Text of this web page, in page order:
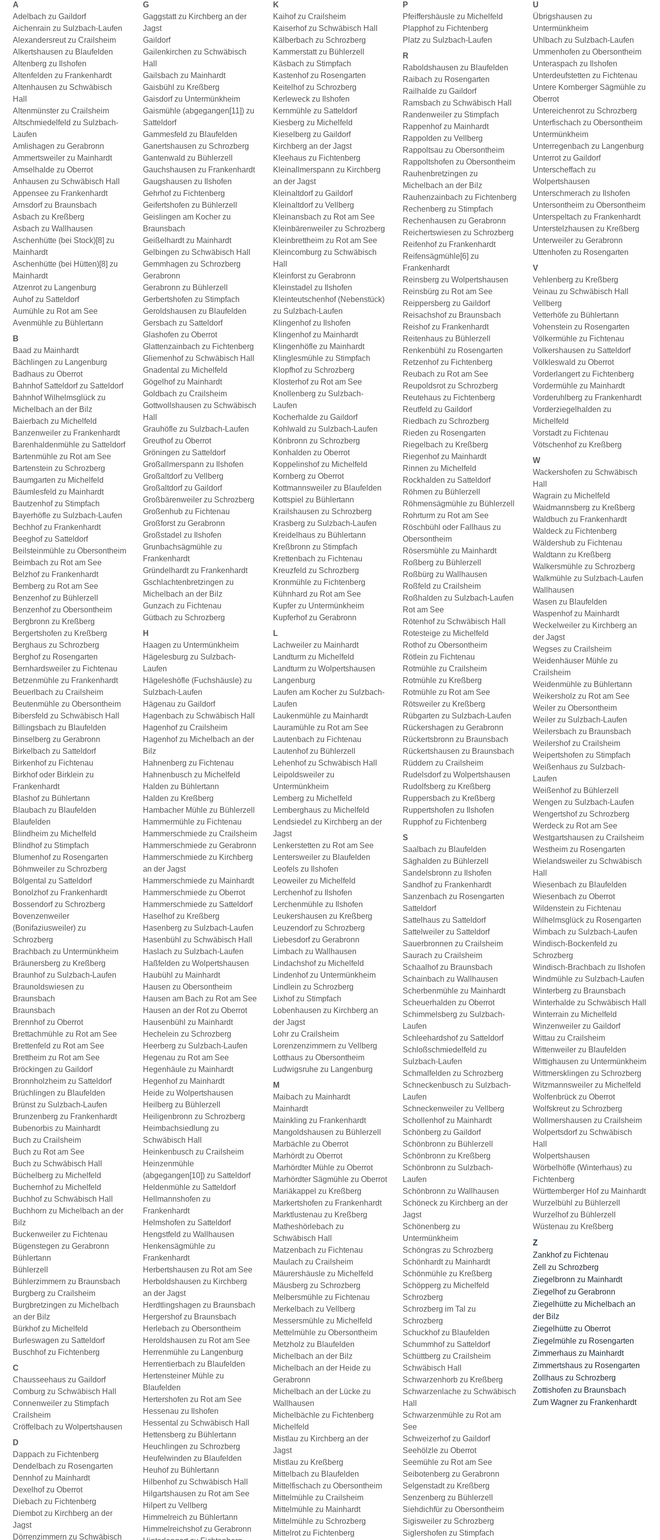
A
Adelbach zu Gaildorf
Aichenrain zu Sulzbach-Laufen
Alexandersreut zu Crailsheim
Alkertshausen zu Blaufelden
Altenberg zu Ilshofen
Altenfelden zu Frankenhardt
Altenhausen zu Schwäbisch
Hall
Altenmünster zu Crailsheim
Altschmiedelfeld zu Sulzbach-
Laufen
Amlishagen zu Gerabronn
Ammertsweiler zu Mainhardt
Amselhalde zu Oberrot
Anhausen zu Schwäbisch Hall
Appensee zu Frankenhardt
Arnsdorf zu Braunsbach
Asbach zu Kreßberg
Asbach zu Wallhausen
Aschenhütte (bei Stock)[8] zu
Mainhardt
Aschenhütte (bei Hütten)[8] zu
Mainhardt
Atzenrot zu Langenburg
Auhof zu Satteldorf
Aumühle zu Rot am See
Avenmühle zu Bühlertann
B
Baad zu Mainhardt
Bächlingen zu Langenburg
Badhaus zu Oberrot
Bahnhof Satteldorf zu Satteldorf
Bahnhof Wilhelmsglück zu
Michelbach an der Bilz
Baierbach zu Michelfeld
Banzenweiler zu Frankenhardt
Barenhaldenmühle zu Satteldorf
Bartenmühle zu Rot am See
Bartenstein zu Schrozberg
Baumgarten zu Michelfeld
Bäumlesfeld zu Mainhardt
Bautzenhof zu Stimpfach
Bayerhöfle zu Sulzbach-Laufen
Bechhof zu Frankenhardt
Beeghof zu Satteldorf
Beilsteinmühle zu Obersontheim
Beimbach zu Rot am See
Belzhof zu Frankenhardt
Bemberg zu Rot am See
Benzenhof zu Bühlerzell
Benzenhof zu Obersontheim
Bergbronn zu Kreßberg
Bergertshofen zu Kreßberg
Berghaus zu Schrozberg
Berghof zu Rosengarten
Bernhardsweiler zu Fichtenau
Betzenmühle zu Frankenhardt
Beuerlbach zu Crailsheim
Beutenmühle zu Obersontheim
Bibersfeld zu Schwäbisch Hall
Billingsbach zu Blaufelden
Binselberg zu Gerabronn
Birkelbach zu Satteldorf
Birkenhof zu Fichtenau
Birkhof oder Birklein zu
Frankenhardt
Blashof zu Bühlertann
Blaubach zu Blaufelden
Blaufelden
Blindheim zu Michelfeld
Blindhof zu Stimpfach
Blumenhof zu Rosengarten
Böhmweiler zu Schrozberg
Bölgental zu Satteldorf
Bonolzhof zu Frankenhardt
Bossendorf zu Schrozberg
Bovenzenweiler
(Bonifaziusweiler) zu
Schrozberg
Brachbach zu Untermünkheim
Bräunersberg zu Kreßberg
Braunhof zu Sulzbach-Laufen
Braunoldswiesen zu
Braunsbach
Braunsbach
Brennhof zu Oberrot
Brettachmühle zu Rot am See
Brettenfeld zu Rot am See
Brettheim zu Rot am See
Bröckingen zu Gaildorf
Bronnholzheim zu Satteldorf
Brüchlingen zu Blaufelden
Brünst zu Sulzbach-Laufen
Brunzenberg zu Frankenhardt
Bubenorbis zu Mainhardt
Buch zu Crailsheim
Buch zu Rot am See
Buch zu Schwäbisch Hall
Büchelberg zu Michelfeld
Buchernhof zu Michelfeld
Buchhof zu Schwäbisch Hall
Buchhorn zu Michelbach an der
Bilz
Buckenweiler zu Fichtenau
Bügenstegen zu Gerabronn
Bühlertann
Bühlerzell
Bühlerzimmern zu Braunsbach
Burgberg zu Crailsheim
Burgbretzingen zu Michelbach
an der Bilz
Bürkhof zu Michelfeld
Burleswagen zu Satteldorf
Buschhof zu Fichtenberg
C
Chausseehaus zu Gaildorf
Comburg zu Schwäbisch Hall
Connenweiler zu Stimpfach
Crailsheim
Cröffelbach zu Wolpertshausen
D
Dappach zu Fichtenberg
Dendelbach zu Rosengarten
Dennhof zu Mainhardt
Dexelhof zu Oberrot
Diebach zu Fichtenberg
Diembot zu Kirchberg an der
Jagst
Dörrenzimmern zu Schwäbisch
G
Gaggstatt zu Kirchberg an der
Jagst
Gaildorf
Gailenkirchen zu Schwäbisch
Hall
Gailsbach zu Mainhardt
Gaisbühl zu Kreßberg
Gaisdorf zu Untermünkheim
Gaismühle (abgegangen[11]) zu
Satteldorf
Gammesfeld zu Blaufelden
Ganertshausen zu Schrozberg
Gantenwald zu Bühlerzell
Gauchshausen zu Frankenhardt
Gaugshausen zu Ilshofen
Gehrhof zu Fichtenberg
Geifertshofen zu Bühlerzell
Geislingen am Kocher zu
Braunsbach
Geißelhardt zu Mainhardt
Gelbingen zu Schwäbisch Hall
Gemmhagen zu Schrozberg
Gerabronn
Gerabronn zu Bühlerzell
Gerbertshofen zu Stimpfach
Geroldshausen zu Blaufelden
Gersbach zu Satteldorf
Glashofen zu Oberrot
Glattenzainbach zu Fichtenberg
Gliemenhof zu Schwäbisch Hall
Gnadental zu Michelfeld
Gögelhof zu Mainhardt
Goldbach zu Crailsheim
Gottwollshausen zu Schwäbisch
Hall
Grauhöfle zu Sulzbach-Laufen
Greuthof zu Oberrot
Gröningen zu Satteldorf
Großallmerspann zu Ilshofen
Großaltdorf zu Vellberg
Großaltdorf zu Gaildorf
Großbärenweiler zu Schrozberg
Großenhub zu Fichtenau
Großforst zu Gerabronn
Großstadel zu Ilshofen
Grunbachsägmühle zu
Frankenhardt
Gründelhardt zu Frankenhardt
Gschlachtenbretzingen zu
Michelbach an der Bilz
Gunzach zu Fichtenau
Gütbach zu Schrozberg
H
Haagen zu Untermünkheim
Hägelesburg zu Sulzbach-
Laufen
Hägeleshöfle (Fuchshäusle) zu
Sulzbach-Laufen
Hägenau zu Gaildorf
Hagenbach zu Schwäbisch Hall
Hagenhof zu Crailsheim
Hagenhof zu Michelbach an der
Bilz
Hahnenberg zu Fichtenau
Hahnenbusch zu Michelfeld
Halden zu Bühlertann
Halden zu Kreßberg
Hambacher Mühle zu Bühlerzell
Hammermühle zu Fichtenau
Hammerschmiede zu Crailsheim
Hammerschmiede zu Gerabronn
Hammerschmiede zu Kirchberg
an der Jagst
Hammerschmiede zu Mainhardt
Hammerschmiede zu Oberrot
Hammerschmiede zu Satteldorf
Haselhof zu Kreßberg
Hasenberg zu Sulzbach-Laufen
Hasenbühl zu Schwäbisch Hall
Haslach zu Sulzbach-Laufen
Haßfelden zu Wolpertshausen
Haubühl zu Mainhardt
Hausen zu Obersontheim
Hausen am Bach zu Rot am See
Hausen an der Rot zu Oberrot
Hausenbühl zu Mainhardt
Hechelein zu Schrozberg
Heerberg zu Sulzbach-Laufen
Hegenau zu Rot am See
Hegenhäule zu Mainhardt
Hegenhof zu Mainhardt
Heide zu Wolpertshausen
Heilberg zu Bühlerzell
Heiligenbronn zu Schrozberg
Heimbachsiedlung zu
Schwäbisch Hall
Heinkenbusch zu Crailsheim
Heinzenmühle
(abgegangen[10]) zu Satteldorf
Heldenmühle zu Satteldorf
Hellmannshofen zu
Frankenhardt
Helmshofen zu Satteldorf
Hengstfeld zu Wallhausen
Henkensägmühle zu
Frankenhardt
Herbertshausen zu Rot am See
Herboldshausen zu Kirchberg
an der Jagst
Herdtlingshagen zu Braunsbach
Hergershof zu Braunsbach
Herlebach zu Obersontheim
Heroldshausen zu Rot am See
Herrenmühle zu Langenburg
Herrentierbach zu Blaufelden
Hertensteiner Mühle zu
Blaufelden
Hertershofen zu Rot am See
Hessenau zu Ilshofen
Hessental zu Schwäbisch Hall
Hettensberg zu Bühlertann
Heuchlingen zu Schrozberg
Heufelwinden zu Blaufelden
Heuhof zu Bühlertann
Hilbenhof zu Schwäbisch Hall
Hilgartshausen zu Rot am See
Hilpert zu Vellberg
Himmelreich zu Bühlertann
Himmelreichshof zu Gerabronn
K
Kaihof zu Crailsheim
Kaiserhof zu Schwäbisch Hall
Kälberbach zu Schrozberg
Kammerstatt zu Bühlerzell
Käsbach zu Stimpfach
Kastenhof zu Rosengarten
Keitelhof zu Schrozberg
Kerleweck zu Ilshofen
Kernmühle zu Satteldorf
Kiesberg zu Michelfeld
Kieselberg zu Gaildorf
Kirchberg an der Jagst
Kleehaus zu Fichtenberg
Kleinallmerspann zu Kirchberg
an der Jagst
Kleinaltdorf zu Gaildorf
Kleinaltdorf zu Vellberg
Kleinansbach zu Rot am See
Kleinbärenweiler zu Schrozberg
Kleinbrettheim zu Rot am See
Kleincomburg zu Schwäbisch
Hall
Kleinforst zu Gerabronn
Kleinstadel zu Ilshofen
Kleinteutschenhof (Nebenstück)
zu Sulzbach-Laufen
Klingenhof zu Ilshofen
Klingenhof zu Mainhardt
Klingenhöfle zu Mainhardt
Klinglesmühle zu Stimpfach
Klopfhof zu Schrozberg
Klosterhof zu Rot am See
Knollenberg zu Sulzbach-
Laufen
Kocherhalde zu Gaildorf
Kohlwald zu Sulzbach-Laufen
Könbronn zu Schrozberg
Konhalden zu Oberrot
Koppelinshof zu Michelfeld
Kornberg zu Oberrot
Kottmannsweiler zu Blaufelden
Kottspiel zu Bühlertann
Krailshausen zu Schrozberg
Krasberg zu Sulzbach-Laufen
Kreidelhaus zu Bühlertann
Kreßbronn zu Stimpfach
Krettenbach zu Fichtenau
Kreuzfeld zu Schrozberg
Kronmühle zu Fichtenberg
Kühnhard zu Rot am See
Kupfer zu Untermünkheim
Kupferhof zu Gerabronn
L
Lachweiler zu Mainhardt
Landturm zu Michelfeld
Landturm zu Wolpertshausen
Langenburg
Laufen am Kocher zu Sulzbach-
Laufen
Laukenmühle zu Mainhardt
Lauramühle zu Rot am See
Lautenbach zu Fichtenau
Lautenhof zu Bühlerzell
Lehenhof zu Schwäbisch Hall
Leipoldsweiler zu
Untermünkheim
Lemberg zu Michelfeld
Lemberghaus zu Michelfeld
Lendsiedel zu Kirchberg an der
Jagst
Lenkerstetten zu Rot am See
Lentersweiler zu Blaufelden
Leofels zu Ilshofen
Leoweiler zu Michelfeld
Lerchenhof zu Ilshofen
Lerchenmühle zu Ilshofen
Leukershausen zu Kreßberg
Leuzendorf zu Schrozberg
Liebesdorf zu Gerabronn
Limbach zu Wallhausen
Lindachshof zu Michelfeld
Lindenhof zu Untermünkheim
Lindlein zu Schrozberg
Lixhof zu Stimpfach
Lobenhausen zu Kirchberg an
der Jagst
Lohr zu Crailsheim
Lorenzenzimmern zu Vellberg
Lotthaus zu Obersontheim
Ludwigsruhe zu Langenburg
M
Maibach zu Mainhardt
Mainhardt
Mainkling zu Frankenhardt
Mangoldshausen zu Bühlerzell
Marbächle zu Oberrot
Marhördt zu Oberrot
Marhördter Mühle zu Oberrot
Marhördter Sägmühle zu Oberrot
Mariäkappel zu Kreßberg
Markertshofen zu Frankenhardt
Marktlustenau zu Kreßberg
Matheshörlebach zu
Schwäbisch Hall
Matzenbach zu Fichtenau
Maulach zu Crailsheim
Mäurershäusle zu Michelfeld
Mäusberg zu Schrozberg
Melbersmühle zu Fichtenau
Merkelbach zu Vellberg
Messersmühle zu Michelfeld
Mettelmühle zu Obersontheim
Metzholz zu Blaufelden
Michelbach an der Bilz
Michelbach an der Heide zu
Gerabronn
Michelbach an der Lücke zu
Wallhausen
Michelbächle zu Fichtenberg
Michelfeld
Mistlau zu Kirchberg an der
Jagst
Mistlau zu Kreßberg
Mittelbach zu Blaufelden
Mittelfischach zu Obersontheim
Mittelmühle zu Crailsheim
Mittelmühle zu Mainhardt
Mittelmühle zu Schrozberg
Mittelrot zu Fichtenberg
P
Pfeiffershäusle zu Michelfeld
Plapphof zu Fichtenberg
Platz zu Sulzbach-Laufen
R
Raboldshausen zu Blaufelden
Raibach zu Rosengarten
Railhalde zu Gaildorf
Ramsbach zu Schwäbisch Hall
Randenweiler zu Stimpfach
Rappenhof zu Mainhardt
Rappolden zu Vellberg
Rappoltsau zu Obersontheim
Rappoltshofen zu Obersontheim
Rauhenbretzingen zu
Michelbach an der Bilz
Rauhenzainbach zu Fichtenberg
Rechenberg zu Stimpfach
Rechenhausen zu Gerabronn
Reichertswiesen zu Schrozberg
Reifenhof zu Frankenhardt
Reifensägmühle[6] zu
Frankenhardt
Reinsberg zu Wolpertshausen
Reinsbürg zu Rot am See
Reippersberg zu Gaildorf
Reisachshof zu Braunsbach
Reishof zu Frankenhardt
Reitenhaus zu Bühlerzell
Renkenbühl zu Rosengarten
Retzenhof zu Fichtenberg
Reubach zu Rot am See
Reupoldsrot zu Schrozberg
Reutehaus zu Fichtenberg
Reutfeld zu Gaildorf
Riedbach zu Schrozberg
Rieden zu Rosengarten
Riegelbach zu Kreßberg
Riegenhof zu Mainhardt
Rinnen zu Michelfeld
Rockhalden zu Satteldorf
Röhmen zu Bühlerzell
Röhmensägmühle zu Bühlerzell
Rohrturm zu Rot am See
Röschbühl oder Fallhaus zu
Obersontheim
Rösersmühle zu Mainhardt
Roßberg zu Bühlerzell
Roßbürg zu Wallhausen
Roßfeld zu Crailsheim
Roßhalden zu Sulzbach-Laufen
Rot am See
Rötenhof zu Schwäbisch Hall
Rotesteige zu Michelfeld
Rothof zu Obersontheim
Rötlein zu Fichtenau
Rotmühle zu Crailsheim
Rotmühle zu Kreßberg
Rotmühle zu Rot am See
Rötsweiler zu Kreßberg
Rübgarten zu Sulzbach-Laufen
Rückershagen zu Gerabronn
Rückertsbronn zu Braunsbach
Rückertshausen zu Braunsbach
Rüddern zu Crailsheim
Rudelsdorf zu Wolpertshausen
Rudolfsberg zu Kreßberg
Ruppersbach zu Kreßberg
Ruppertshofen zu Ilshofen
Rupphof zu Fichtenberg
S
Saalbach zu Blaufelden
Säghalden zu Bühlerzell
Sandelsbronn zu Ilshofen
Sandhof zu Frankenhardt
Sanzenbach zu Rosengarten
Satteldorf
Sattelhaus zu Satteldorf
Sattelweiler zu Satteldorf
Sauerbronnen zu Crailsheim
Saurach zu Crailsheim
Schaalhof zu Braunsbach
Schainbach zu Wallhausen
Scherbenmühle zu Mainhardt
Scheuerhalden zu Oberrot
Schimmelsberg zu Sulzbach-
Laufen
Schleehardshof zu Satteldorf
Schloßschmiedelfeld zu
Sulzbach-Laufen
Schmalfelden zu Schrozberg
Schneckenbusch zu Sulzbach-
Laufen
Schneckenweiler zu Vellberg
Schollenhof zu Mainhardt
Schönberg zu Gaildorf
Schönbronn zu Bühlerzell
Schönbronn zu Kreßberg
Schönbronn zu Sulzbach-
Laufen
Schönbronn zu Wallhausen
Schöneck zu Kirchberg an der
Jagst
Schönenberg zu
Untermünkheim
Schöngras zu Schrozberg
Schönhardt zu Mainhardt
Schönmühle zu Kreßberg
Schöpperg zu Michelfeld
Schrozberg
Schrozberg im Tal zu
Schrozberg
Schuckhof zu Blaufelden
Schummhof zu Satteldorf
Schüttberg zu Crailsheim
Schwäbisch Hall
Schwarzenhorb zu Kreßberg
Schwarzenlache zu Schwäbisch
Hall
Schwarzenmühle zu Rot am
See
Schweizerhof zu Gaildorf
Seehölzle zu Oberrot
Seemühle zu Rot am See
Seibotenberg zu Gerabronn
Selgenstadt zu Kreßberg
Senzenberg zu Bühlerzell
Siehdichfür zu Obersontheim
Sigisweiler zu Schrozberg
Siglershofen zu Stimpfach
U
Übrigshausen zu
Untermünkheim
Uhlbach zu Sulzbach-Laufen
Ummenhofen zu Obersontheim
Unteraspach zu Ilshofen
Unterdeufstetten zu Fichtenau
Untere Kornberger Sägmühle zu
Oberrot
Untereichenrot zu Schrozberg
Unterfischach zu Obersontheim
Untermünkheim
Unterregenbach zu Langenburg
Unterrot zu Gaildorf
Unterscheffach zu
Wolpertshausen
Unterschmerach zu Ilshofen
Untersontheim zu Obersontheim
Unterspeltach zu Frankenhardt
Unterstelzhausen zu Kreßberg
Unterweiler zu Gerabronn
Uttenhofen zu Rosengarten
V
Vehlenberg zu Kreßberg
Veinau zu Schwäbisch Hall
Vellberg
Vetterhöfe zu Bühlertann
Vohenstein zu Rosengarten
Völkermühle zu Fichtenau
Volkershausen zu Satteldorf
Völkleswald zu Oberrot
Vorderlangert zu Fichtenberg
Vordermühle zu Mainhardt
Vorderuhlberg zu Frankenhardt
Vorderziegelhalden zu
Michelfeld
Vorstadt zu Fichtenau
Vötschenhof zu Kreßberg
W
Wackershofen zu Schwäbisch
Hall
Wagrain zu Michelfeld
Waidmannsberg zu Kreßberg
Waldbuch zu Frankenhardt
Waldeck zu Fichtenberg
Wäldershub zu Fichtenau
Waldtann zu Kreßberg
Walkersmühle zu Schrozberg
Walkmühle zu Sulzbach-Laufen
Wallhausen
Wasen zu Blaufelden
Waspenhof zu Mainhardt
Weckelweiler zu Kirchberg an
der Jagst
Wegses zu Crailsheim
Weidenhäuser Mühle zu
Crailsheim
Weidenmühle zu Bühlertann
Weikersholz zu Rot am See
Weiler zu Obersontheim
Weiler zu Sulzbach-Laufen
Weilersbach zu Braunsbach
Weilershof zu Crailsheim
Weipertshofen zu Stimpfach
Weißenhaus zu Sulzbach-
Laufen
Weißenhof zu Bühlerzell
Wengen zu Sulzbach-Laufen
Wengertshof zu Schrozberg
Werdeck zu Rot am See
Westgartshausen zu Crailsheim
Westheim zu Rosengarten
Wielandsweiler zu Schwäbisch
Hall
Wiesenbach zu Blaufelden
Wiesenbach zu Oberrot
Wildenstein zu Fichtenau
Wilhelmsglück zu Rosengarten
Wimbach zu Sulzbach-Laufen
Windisch-Bockenfeld zu
Schrozberg
Windisch-Brachbach zu Ilshofen
Windmühle zu Sulzbach-Laufen
Winterberg zu Braunsbach
Winterhalde zu Schwäbisch Hall
Winterrain zu Michelfeld
Winzenweiler zu Gaildorf
Wittau zu Crailsheim
Wittenweiler zu Blaufelden
Wittighausen zu Untermünkheim
Wittmersklingen zu Schrozberg
Witzmannsweiler zu Michelfeld
Wolfenbrück zu Oberrot
Wolfskreut zu Schrozberg
Wollmershausen zu Crailsheim
Wolpertsdorf zu Schwäbisch
Hall
Wolpertshausen
Wörbelhöfle (Winterhaus) zu
Fichtenberg
Württemberger Hof zu Mainhardt
Wurzelbühl zu Bühlerzell
Wurzelhof zu Bühlerzell
Wüstenau zu Kreßberg
Z
Zankhof zu Fichtenau
Zell zu Schrozberg
Ziegelbronn zu Mainhardt
Ziegelhof zu Gerabronn
Ziegelhütte zu Michelbach an
der Bilz
Ziegelhütte zu Oberrot
Ziegelmühle zu Rosengarten
Zimmerhaus zu Mainhardt
Zimmertshaus zu Rosengarten
Zollhaus zu Schrozberg
Zottishofen zu Braunsbach
Zum Wagner zu Frankenhardt